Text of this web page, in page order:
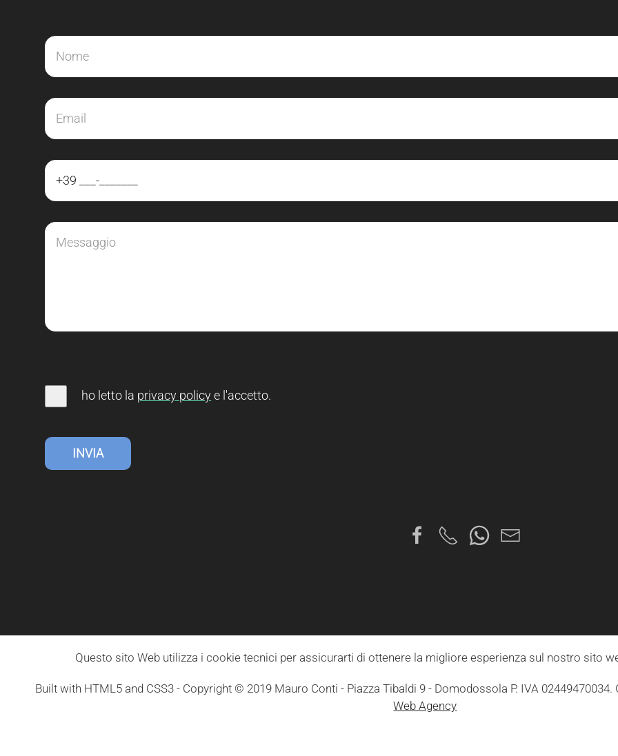
ho letto la privacy policye l'accetto.
INVIA
Questo sito Web utilizza i cookie tecnici per assicurarti di ottenere la migliore esperienza sul nostro sito
Built with HTML5 and CSS3 - Copyright © 2019 Mauro Conti - Piazza Tibaldi 9 - Domodossola P. IVA
Web Agency